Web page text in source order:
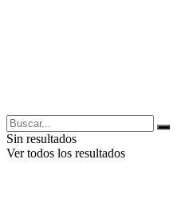
Sin resultados
Ver todos los resultados